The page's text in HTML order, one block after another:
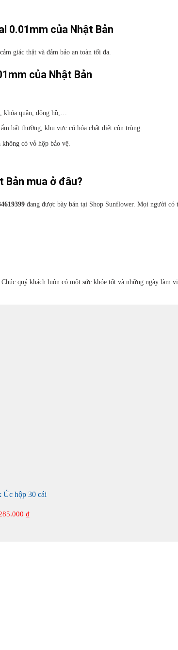
0.01mm của Nhật Bản
giác thật và đảm bảo an toàn tối đa.
của Nhật Bản
khóa quần, đồng hồ,…
bất thường, khu vực có hóa chất diệt côn trùng.
có vỏ hộp bảo vệ.
Bản mua ở đâu?
đang được bày bán tại Shop Sunflower. Mọi người có
quý khách luôn có một sức khỏe tốt và những ngày làm
Úc hộp 30 cái
₫Giá